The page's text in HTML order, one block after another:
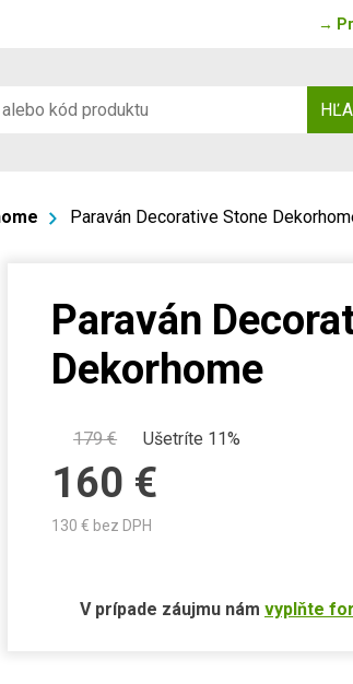
→
Paraván Decorative Stone
Paraván
Dekorhome
179€ Ušetríte 11%
160 €
130 € bez DPH
V prípade záujmu nám vyplňte